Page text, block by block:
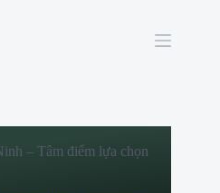
– Tâm điểm lựa chọn